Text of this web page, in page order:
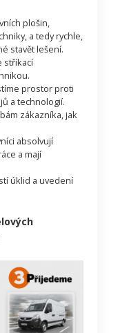
plošin,
a tedy rychle,
stavět lešení.
stříkací
prostor proti
a technologií.
zákazníka, jak
absolvují
a mají
úklid a uvedení